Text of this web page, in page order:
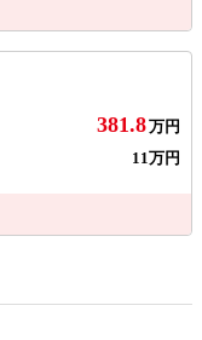
381.8万円
11万円